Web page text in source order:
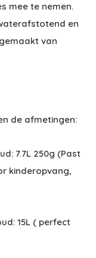
mee te nemen.
en
van
de afmetingen:
7.7L 250g (Past
kinderopvang,
15L ( perfect